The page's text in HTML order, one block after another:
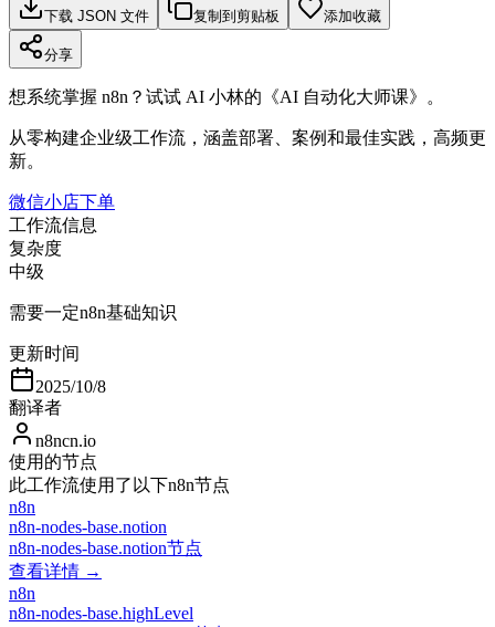
下载 JSON 文件 复制到剪贴板 添加收藏
分享
想系统掌握 n8n？试试 AI 小林的《AI 自动化大师课》。
从零构建企业级工作流，涵盖部署、案例和最佳实践，高频更
新。
微信小店下单
工作流信息
复杂度
中级
需要一定n8n基础知识
更新时间
2025/10/8
翻译者
n8ncn.io
使用的节点
此工作流使用了以下n8n节点
n8n
n8n-nodes-base.notion
n8n-nodes-base.notion节点
查看详情 →
n8n
n8n-nodes-base.highLevel